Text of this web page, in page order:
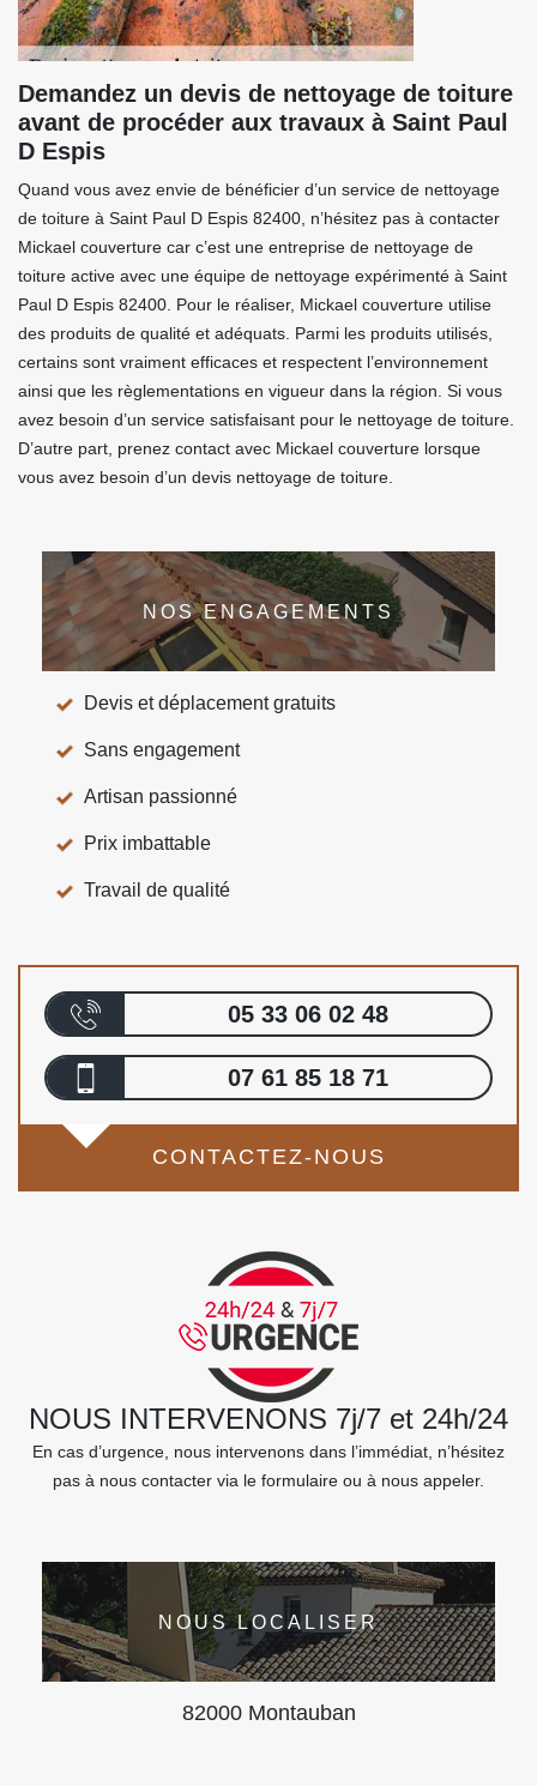
Demandez un devis de nettoyage de toiture
avant de procéder aux travaux à Saint Paul
D Espis
Quand vous avez envie de bénéficier d’un service de nettoyage
de toiture à Saint Paul D Espis 82400, n’hésitez pas à contacter
Mickael couverture car c’est une entreprise de nettoyage de
toiture active avec une équipe de nettoyage expérimenté à Saint
Paul D Espis 82400. Pour le réaliser, Mickael couverture utilise
des produits de qualité et adéquats. Parmi les produits utilisés,
certains sont vraiment efficaces et respectent l’environnement
ainsi que les règlementations en vigueur dans la région. Si vous
avez besoin d’un service satisfaisant pour le nettoyage de toiture.
D’autre part, prenez contact avec Mickael couverture lorsque
vous avez besoin d’un devis nettoyage de toiture.
NOS ENGAGEMENTS
Devis et déplacement gratuits
Sans engagement
Artisan passionné
Prix imbattable
Travail de qualité
05 33 06 02 48
07 61 85 18 71
CONTACTEZ-NOUS
NOUS INTERVENONS 7j/7 et 24h/24
En cas d’urgence, nous intervenons dans l’immédiat, n’hésitez
pas à nous contacter via le formulaire ou à nous appeler.
NOUS LOCALISER
82000 Montauban